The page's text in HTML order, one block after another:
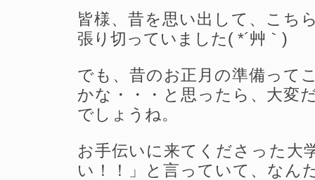
皆様、昔を思い出して、こち
張り切っていました( *´艸｀)
でも、昔のお正月の準備って
かな・・・と思ったら、大変
でしょうね。
お手伝いに来てくださった大
い！！」と言っていて、なん